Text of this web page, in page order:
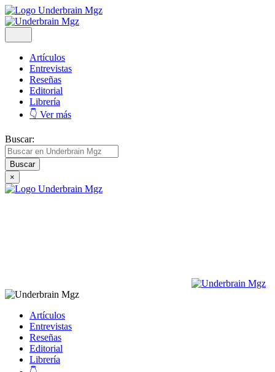
Artículos
Entrevistas
Reseñas
Editorial
Librería
👇 Ver más
Buscar:
×
Artículos
Entrevistas
Reseñas
Editorial
Librería